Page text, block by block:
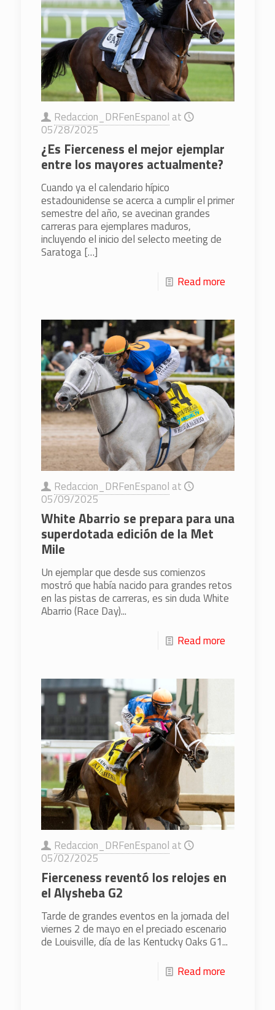
Redaccion_DRFenEspanol at
05/28/2025
¿Es Fierceness el mejor ejemplar
entre los mayores actualmente?
Cuando ya el calendario hípico
estadounidense se acerca a cumplir el primer
semestre del año, se avecinan grandes
carreras para ejemplares maduros,
incluyendo el inicio del selecto meeting de
Saratoga[…]
Read more
Redaccion_DRFenEspanol at
05/09/2025
White Abarrio se prepara para una
superdotada edición de la Met
Mile
Un ejemplar que desde sus comienzos
mostró que había nacido para grandes retos
en las pistas de carreras, es sin duda White
Abarrio (Race Day)...
Read more
Redaccion_DRFenEspanol at
05/02/2025
Fierceness reventó los relojes en
el Alysheba G2
Tarde de grandes eventos en la jornada del
viernes 2 de mayo en el preciado escenario
de Louisville, día de las Kentucky Oaks G1...
Read more